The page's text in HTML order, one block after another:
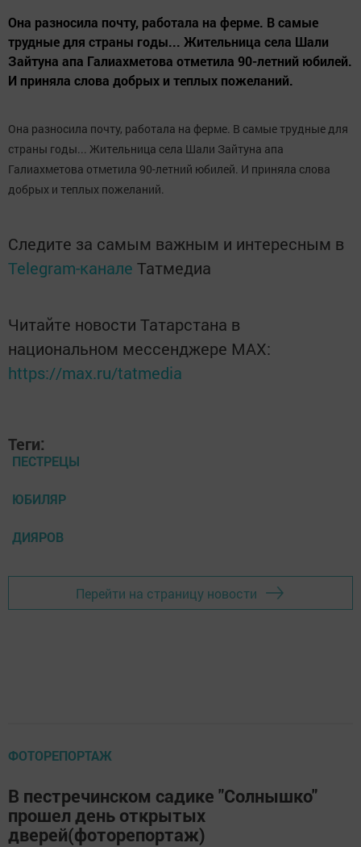
Она разносила почту, работала на ферме. В самые
трудные для страны годы... Жительница села Шали
Зайтуна апа Галиахметова отметила 90-летний юбилей.
И приняла слова добрых и теплых пожеланий.
Она разносила почту, работала на ферме. В самые трудные для
страны годы... Жительница села Шали Зайтуна апа
Галиахметова отметила 90-летний юбилей. И приняла слова
добрых и теплых пожеланий.
Следите за самым важным и интересным в
Telegram-канале Татмедиа
Читайте новости Татарстана в
национальном мессенджере MАХ:
https://max.ru/tatmedia
Теги:
ПЕСТРЕЦЫ
ЮБИЛЯР
ДИЯРОВ
Перейти на страницу новости
ФОТОРЕПОРТАЖ
В пестречинском садике "Солнышко"
прошел день открытых
дверей(фоторепортаж)